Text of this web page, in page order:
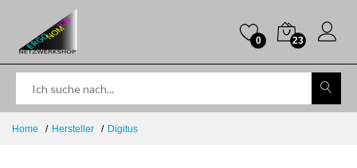
0 23
Home Hersteller Digitus